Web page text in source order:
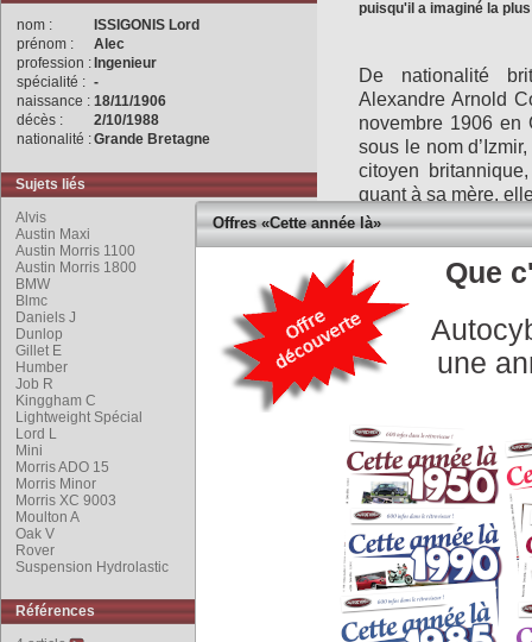
nom :
ISSIGONIS Lord
prénom :
Alec
profession : Ingenieur
spécialité : -
naissance : 18/11/1906
décès :
2/10/1988
nationalité :Grande Bretagne
Sujets liés
Alvis
Austin Maxi
Austin Morris 1100
Austin Morris 1800
BMW
Blmc
Daniels J
Dunlop
Gillet E
Humber
Job R
Kinggham C
Lightweight Spécial
Lord L
Mini
Morris ADO 15
Morris Minor
Morris XC 9003
Moulton A
Oak V
Rover
Suspension Hydrolastic
Références
puisqu'il a imaginé la
De nationalité
Alexandre Arnold
novembre 1906 en
sous le nom
citoyen
quant à sa mère,
En 1922, lorsque
lui et ses parents
Malte où son père
ces événements
Grande-
l'institut de
compétition.
A la fin de ses
Singer 10 avant
Issigonisobtient
dessinateur chez
embrayage
d'étudier des
Offres «Cette année là»
Que
une